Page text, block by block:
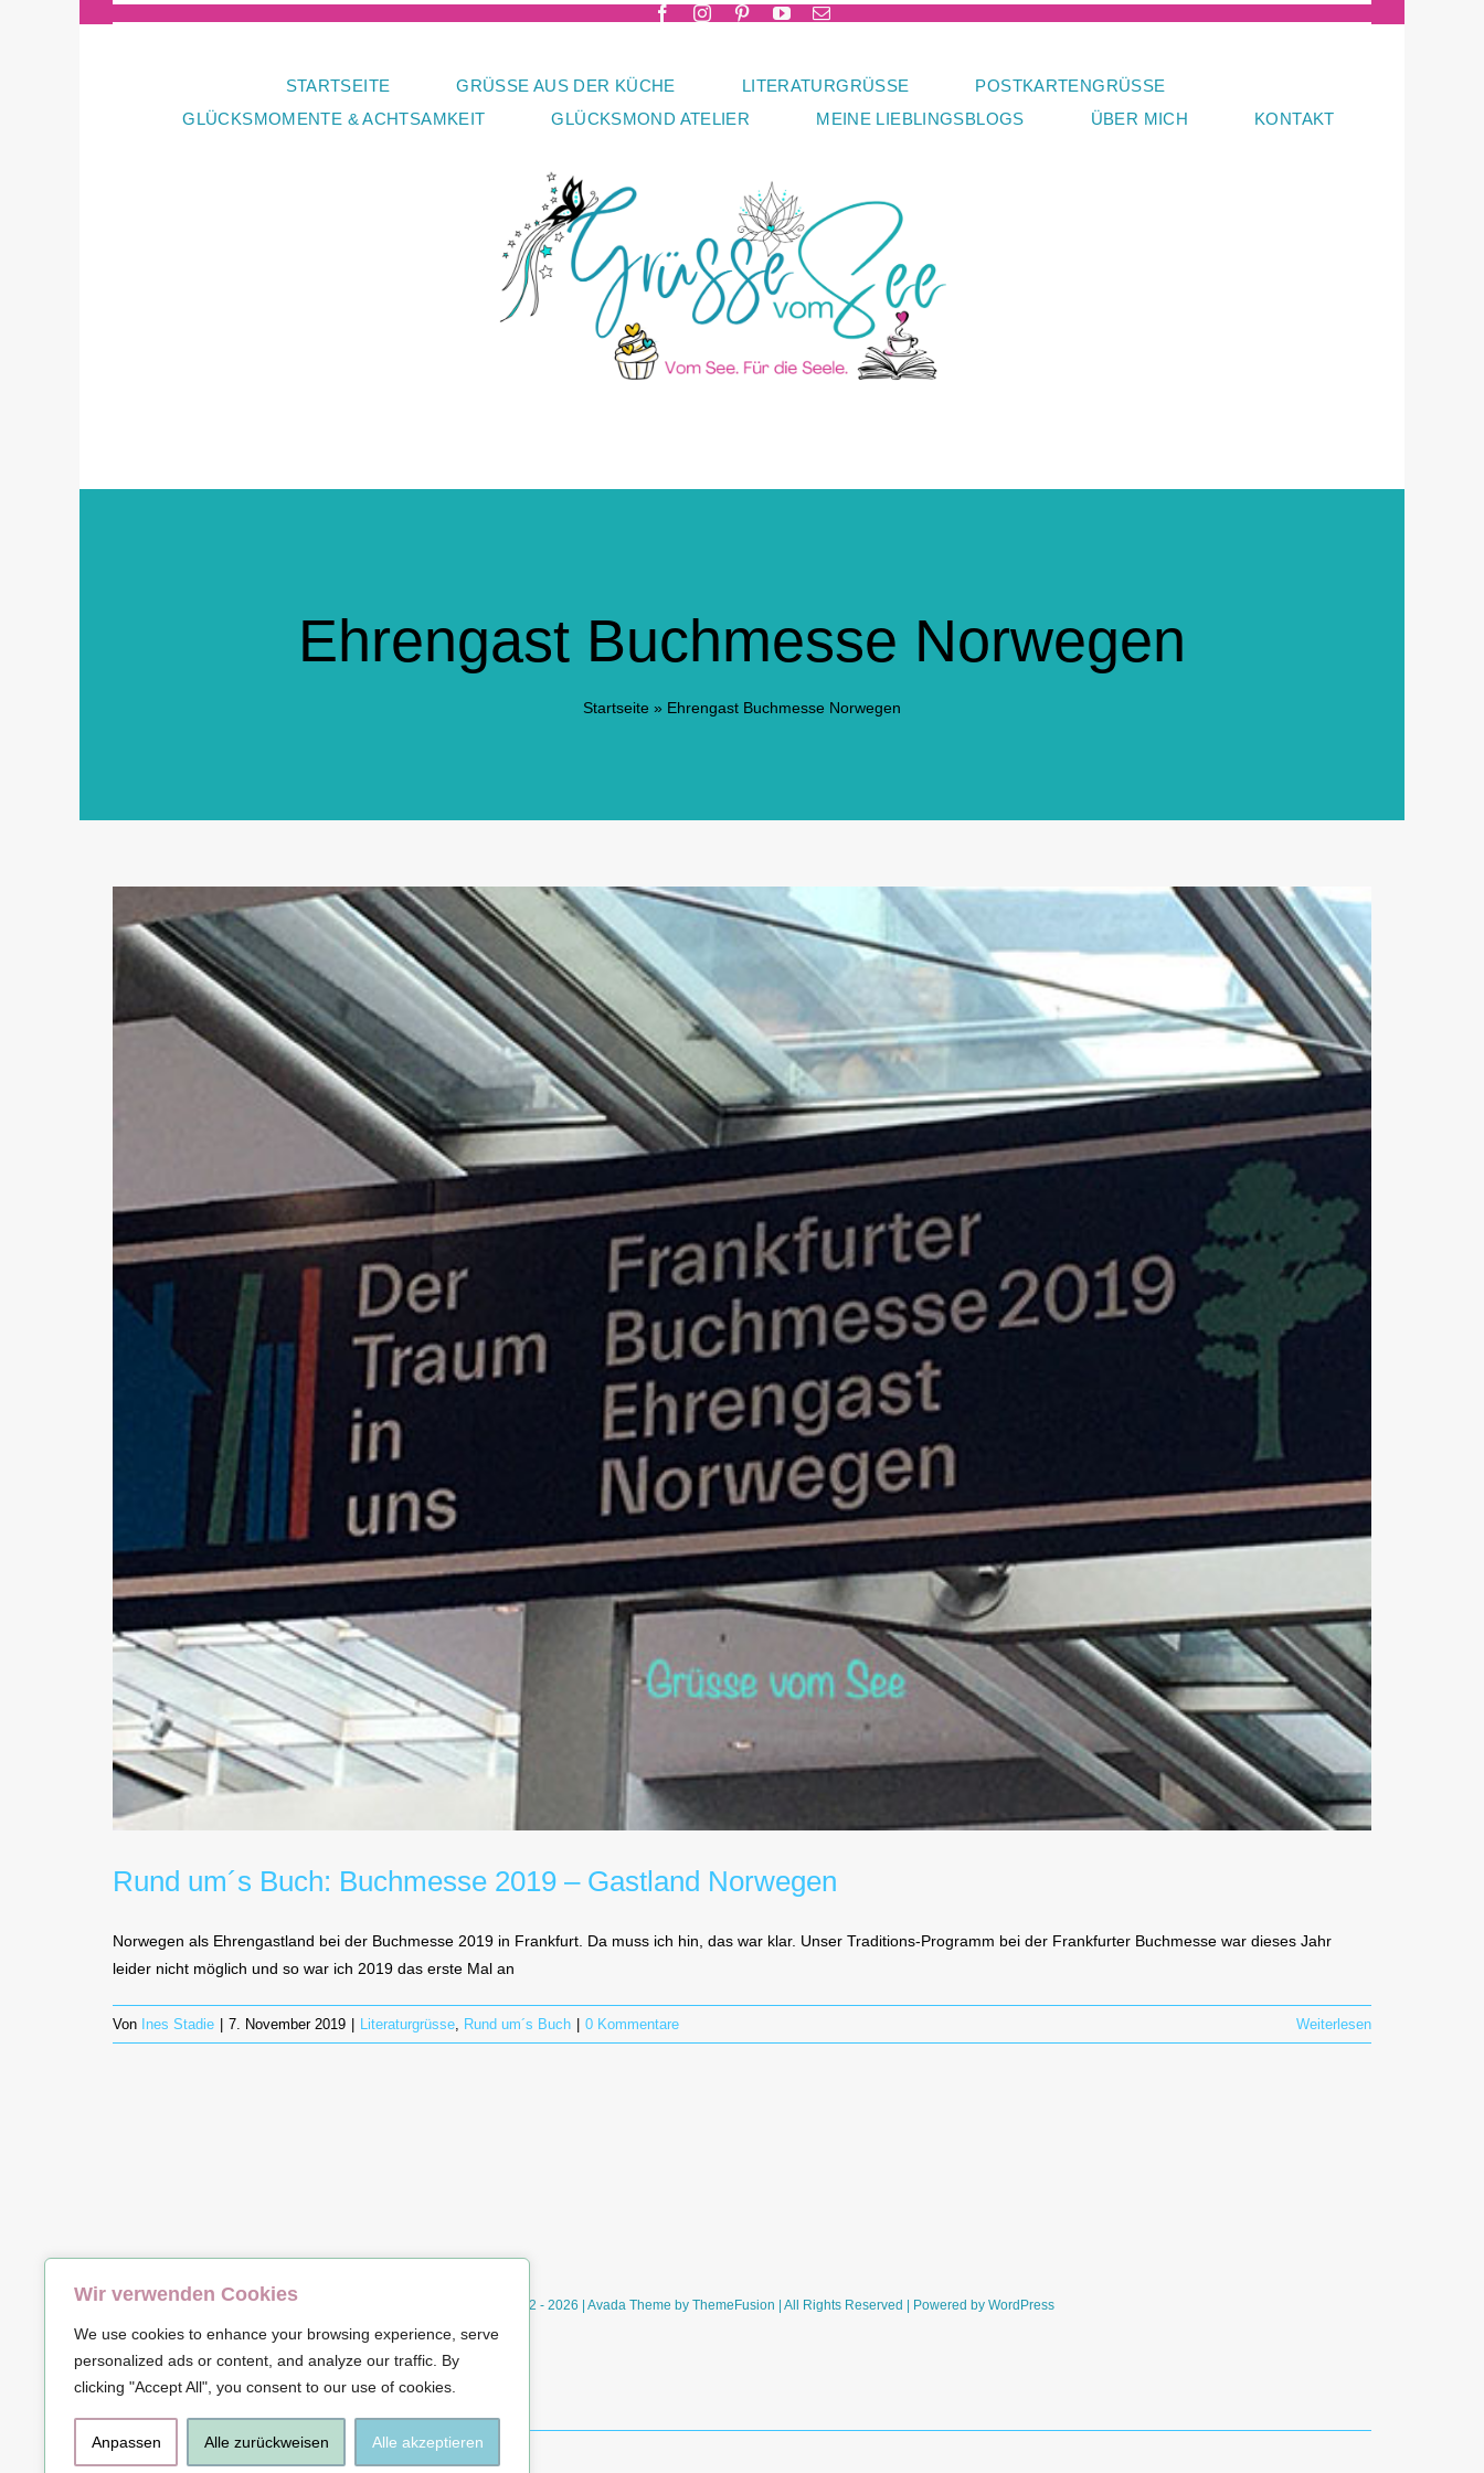
Wir verwenden Cookies
We use cookies to enhance your browsing experience, serve
personalized ads or content, and analyze our traffic. By
clicking "Accept All", you consent to our use of cookies.
Anpassen Alle zurückweisen Alle akzeptieren
STARTSEITE GRÜSSE AUS DER KÜCHE LITERATURGRÜSSE
POSTKARTENGRÜSSE
GLÜCKSMOMENTE & ACHTSAMKEIT
GLÜCKSMOND ATELIER MEINE LIEBLINGSBLOGS ÜBER MICH KONTAKT
Ehrengast Buchmesse Norwegen
Startseite » Ehrengast Buchmesse Norwegen
Rund um´s Buch: Buchmesse 2019 – Gastland Norwegen
Norwegen als Ehrengastland bei der Buchmesse 2019 in Frankfurt. Da muss ich hin, das war klar. Unser Traditions-Programm bei der Frankfurter Buchmesse war dieses Jahr
leider nicht möglich und so war ich 2019 das erste Mal an
Von Ines Stadie 7. November 2019 Literaturgrüsse, Rund um´s Buch 0 Kommentare Weiterlesen
© Copyright 2012 - 2026 | Avada Theme by ThemeFusion | All Rights Reserved | Powered by WordPress